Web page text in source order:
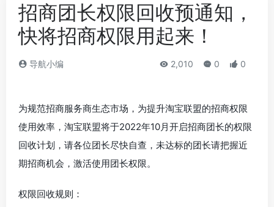
招商团长权限回收预通知，
快将招商权限用起来！
导航小编 2,010 0 0
为规范招商服务商生态市场，为提升淘宝联盟的招商权限
使用效率，淘宝联盟将于2022年10月开启招商团长的权限
回收计划，请各位团长尽快自查，未达标的团长请把握近
期招商机会，激活使用团长权限。
权限回收规则：